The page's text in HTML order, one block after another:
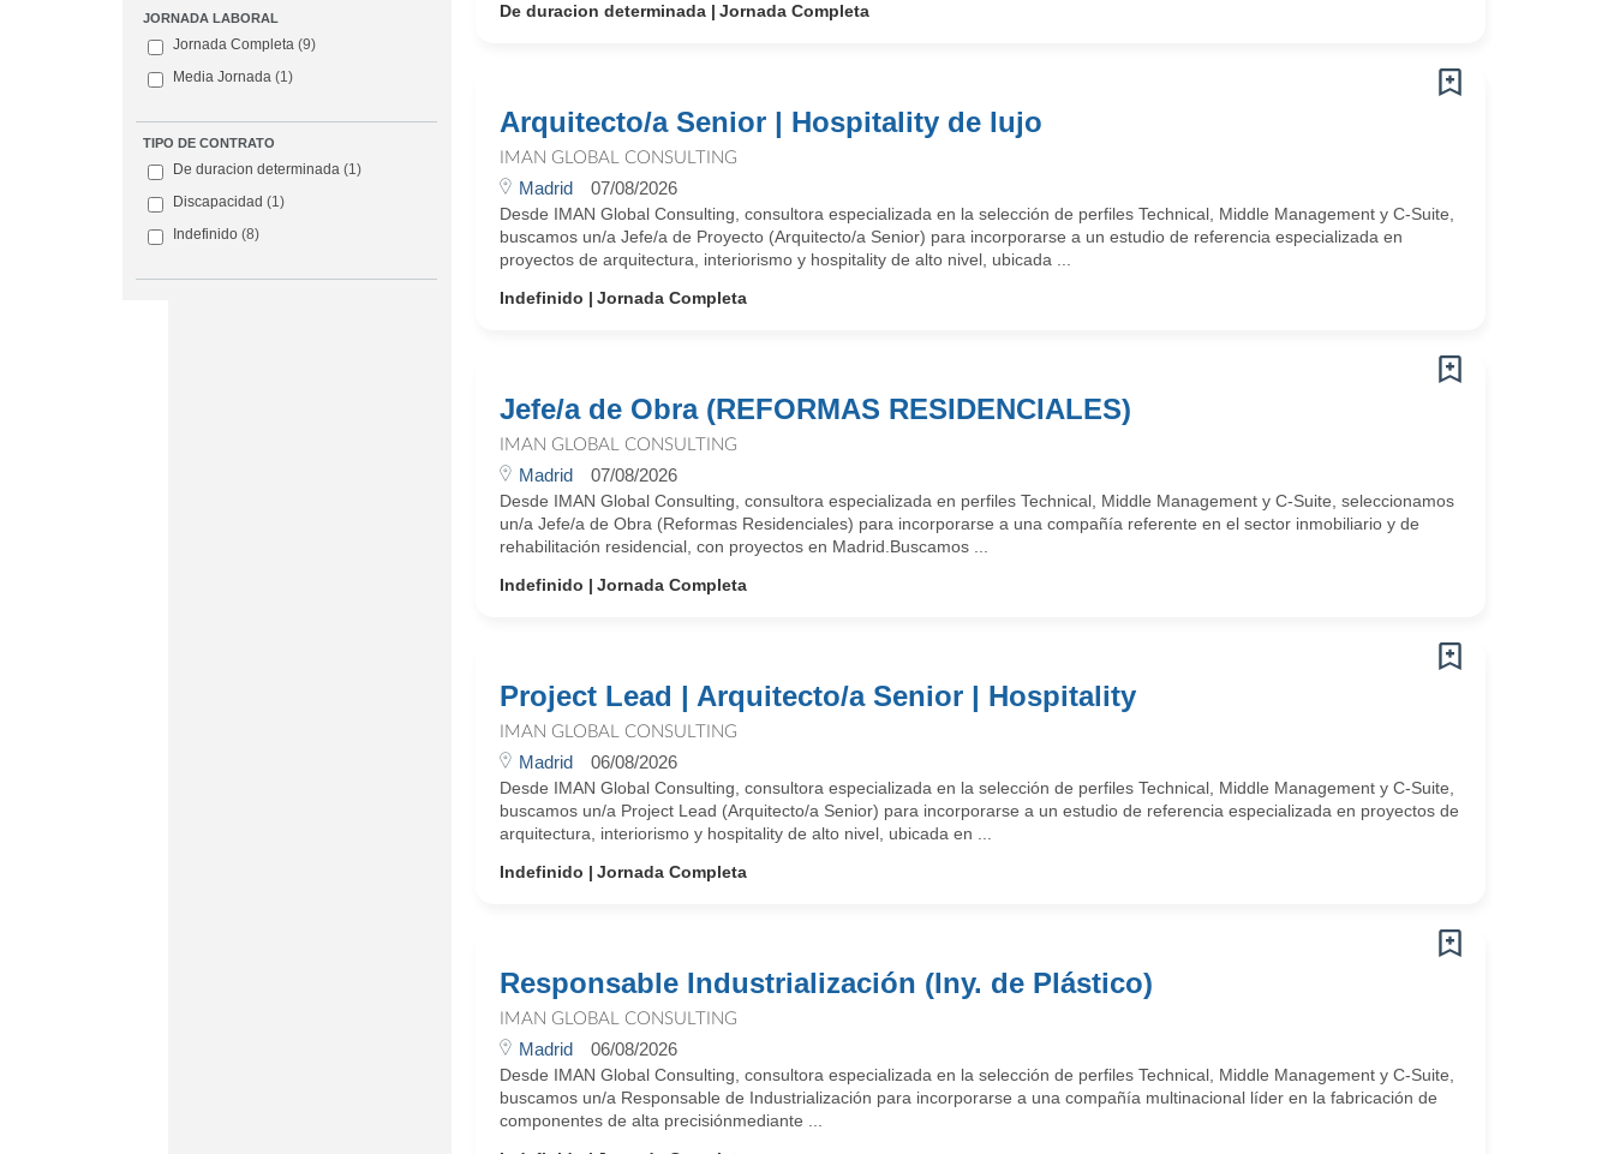
JORNADA LABORAL
Jornada Completa (9)
Media Jornada (1)
TIPO DE CONTRATO
De duracion determinada (1)
Discapacidad (1)
Indefinido (8)
De duracion determinada
Jornada Completa
Arquitecto/a Senior | Hospitality de lujo
IMAN GLOBAL CONSULTING
Madrid 07/08/2026
Desde IMAN Global Consulting, consultora especializada en la selección de perfiles Technical, Middle Management y C-Suite,
buscamos un/a Jefe/a de Proyecto (Arquitecto/a Senior) para incorporarse a un estudio de referencia especializada en
proyectos de arquitectura, interiorismo y hospitality de alto nivel, ubicada ...
Indefinido
Jornada Completa
Jefe/a de Obra (REFORMAS RESIDENCIALES)
IMAN GLOBAL CONSULTING
Madrid 07/08/2026
Desde IMAN Global Consulting, consultora especializada en perfiles Technical, Middle Management y C-Suite, seleccionamos
un/a Jefe/a de Obra (Reformas Residenciales) para incorporarse a una compañía referente en el sector inmobiliario y de
rehabilitación residencial, con proyectos en Madrid.Buscamos ...
Indefinido
Jornada Completa
Project Lead | Arquitecto/a Senior | Hospitality
IMAN GLOBAL CONSULTING
Madrid 06/08/2026
Desde IMAN Global Consulting, consultora especializada en la selección de perfiles Technical, Middle Management y C-Suite,
buscamos un/a Project Lead (Arquitecto/a Senior) para incorporarse a un estudio de referencia especializada en proyectos de
arquitectura, interiorismo y hospitality de alto nivel, ubicada en ...
Indefinido
Jornada Completa
Responsable Industrialización (Iny. de Plástico)
IMAN GLOBAL CONSULTING
Madrid 06/08/2026
Desde IMAN Global Consulting, consultora especializada en la selección de perfiles Technical, Middle Management y C-Suite,
buscamos un/a Responsable de Industrialización para incorporarse a una compañía multinacional líder en la fabricación de
componentes de alta precisiónmediante ...